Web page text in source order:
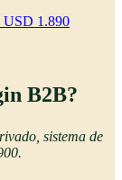
USD 1.890
B2B?
sistema de